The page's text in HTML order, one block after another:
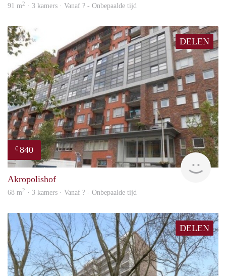
91 m2 · 3 kamers · Vanaf ? - Onbepaalde tijd
DELEN
€ 840
rent
Akropolishof
68 m2 · 3 kamers · Vanaf ? - Onbepaalde tijd
DELEN